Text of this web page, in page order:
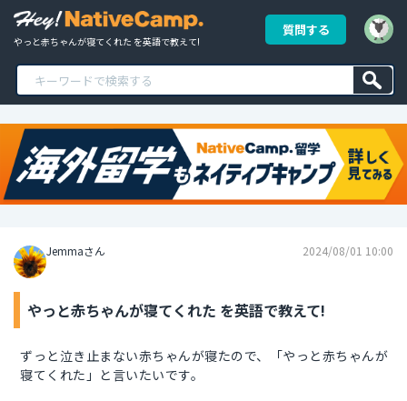
やっと赤ちゃんが寝てくれた を英語で教えて!
質問する
Jemmaさん 2024/08/01 10:00
やっと赤ちゃんが寝てくれた を英語で教えて!
ずっと泣き止まない赤ちゃんが寝たので、「やっと赤ちゃんが
寝てくれた」と言いたいです。